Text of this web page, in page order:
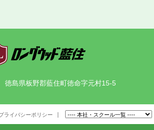
島県板野郡藍住町徳命字元村15-5
ライバシーポリシー